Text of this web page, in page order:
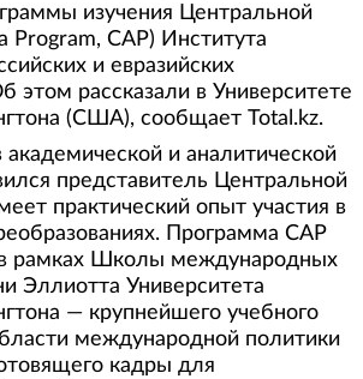
изучения Центральной
Program, CAP) Института
и евразийских
этом рассказали в Университете
(США), сообщает Total.kz.
и аналитической
представитель Центральной
практический опыт участия в
Программа CAP
рамках Школы международных
Эллиотта Университета
— крупнейшего учебного
международной политики
кадры для